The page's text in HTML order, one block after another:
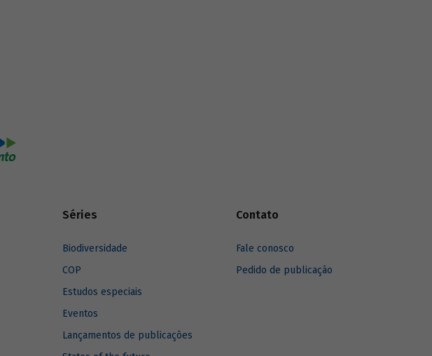
Séries
Biodiversidade
COP
Estudos especiais
Eventos
Lançamentos de publicações
Contato
Fale conosco
Pedido de publicação